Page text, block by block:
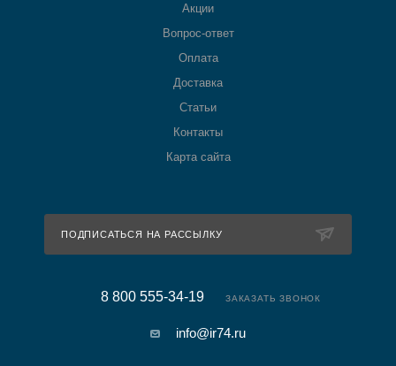
Акции
Вопрос-ответ
Оплата
Доставка
Статьи
Контакты
Карта сайта
ПОДПИСАТЬСЯ НА РАССЫЛКУ
8 800 555-34-19 ЗАКАЗАТЬ ЗВОНОК
info@ir74.ru